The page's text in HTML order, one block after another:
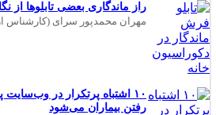
راز ماندگاری بعضی تابلوها از
مهران محمدپور سرای
۱۰ اشتباه پرتکرار در
رفتن بیماران می‌شود